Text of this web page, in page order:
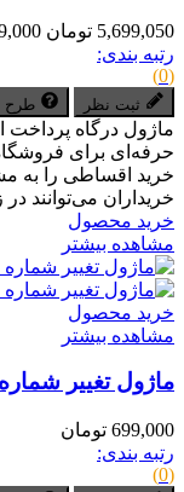
5,699,050 تومان
رتبه بندی:
(0)
ثبت نظر طرح
ماژول درگاه
حرفه‌ای برای
خرید اقساطی را به
خریداران می‌توانند
خرید محصول
مشاهده بیشتر
خرید محصول
مشاهده بیشتر
ماژول تغییر
699,000 تومان
رتبه بندی:
(0)